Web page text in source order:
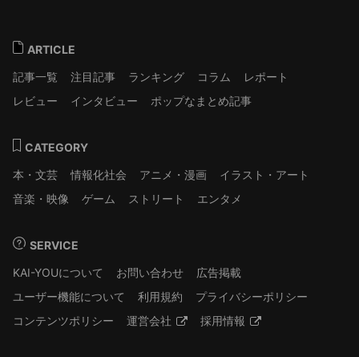
ARTICLE
記事一覧
注目記事 ランキング コラム
レポート
レビュー
インタビュー ポップなまとめ記事
CATEGORY
本・文芸
情報化社会 アニメ・漫画
イラスト・アート
音楽・映像
ゲーム ストリート エンタメ
SERVICE
KAI-YOUについて
お問い合わせ
広告掲載
ユーザー機能について
利用規約
プライバシーポリシー
コンテンツポリシー
運営会社 採用情報